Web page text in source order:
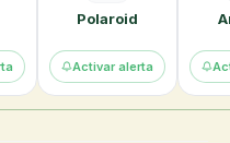
Polaroid
Activar alerta